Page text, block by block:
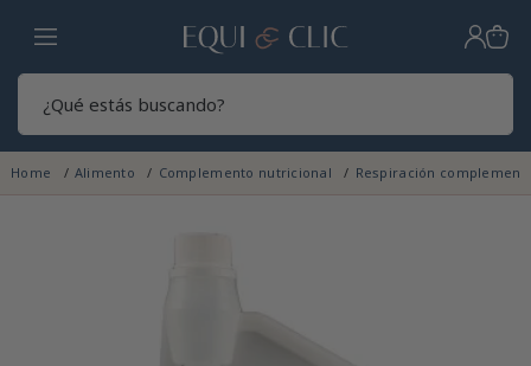
Hogar
Home Alimento Complemento nutricional Respiración